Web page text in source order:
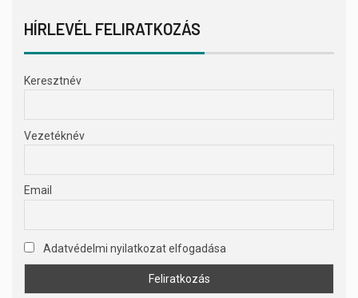
HÍRLEVÉL FELIRATKOZÁS
Keresztnév
Vezetéknév
Email
Adatvédelmi nyilatkozat elfogadása